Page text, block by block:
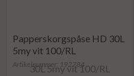
Papperskorgspåse HD 30L
5my vit 100/RL
Artikelnummer: 192784